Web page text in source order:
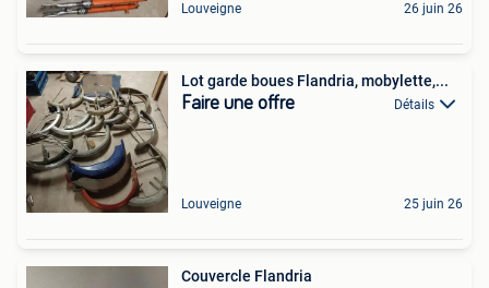
Louveigne 26 juin 26
Lot garde boues Flandria, mobylette,...
Faire une offre Détails
Louveigne 25 juin 26
Couvercle Flandria